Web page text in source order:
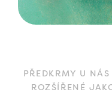
PŘEDKRMY U
ROZŠÍŘENÉ